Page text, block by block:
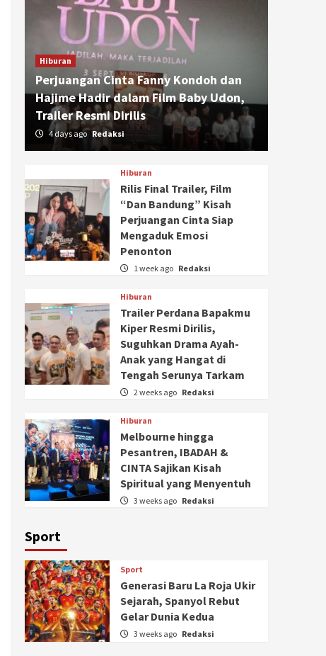
Hiburan
Perjuangan Cinta Fanny Kondoh dan
Hajime Hadir dalam Film Baby Udon,
Trailer Resmi Dirilis
4 days ago Redaksi
Hiburan
Rilis Final Trailer, Film
“Dan Bandung” Kisah
Perjuangan Cinta Siap
Mengaduk Emosi
Penonton
1 week ago Redaksi
Hiburan
Trailer Perdana Bapakmu
Kiper Resmi Dirilis,
Suguhkan Drama Ayah-
Anak yang Hangat di
Tengah Serunya Tarkam
2 weeks ago Redaksi
Hiburan
Melbourne hingga
Pesantren, IBADAH &
CINTA Sajikan Kisah
Spiritual yang Menyentuh
3 weeks ago Redaksi
Sport
Sport
Generasi Baru La Roja Ukir
Sejarah, Spanyol Rebut
Gelar Dunia Kedua
3 weeks ago Redaksi